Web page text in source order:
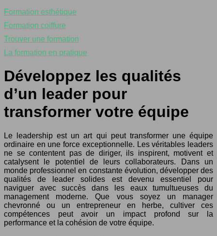
Formation esthétique
Formation coiffure
Trouver une formation
La formation en pratique
Développez les qualités
d’un leader pour
transformer votre équipe
Le leadership est un art qui peut transformer une équipe
ordinaire en une force exceptionnelle. Les véritables leaders
ne se contentent pas de diriger, ils inspirent, motivent et
catalysent le potentiel de leurs collaborateurs. Dans un
monde professionnel en constante évolution, développer des
qualités de leader solides est devenu essentiel pour
naviguer avec succès dans les eaux tumultueuses du
management moderne. Que vous soyez un manager
chevronné ou un entrepreneur en herbe, cultiver ces
compétences peut avoir un impact profond sur la
performance et la cohésion de votre équipe.